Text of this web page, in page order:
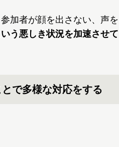
加者が顔を出さない、声を
う悪しき状況を加速させて
で多様な対応をする